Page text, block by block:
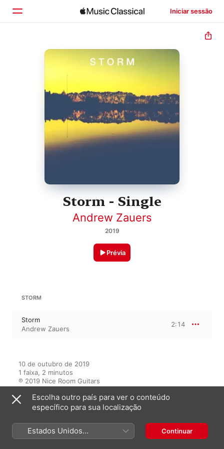
Iniciar sessão
Início
Buscar
Storm - Single
Andrew Zauers
2019
Prévia
STORM
Storm
Andrew Zauers
2:14
10 de outubro de 2019
1 faixa, 2 minutos
℗ 2019 Nice Room Guitars
Escolha outro país para ver o conteúdo
específico para sua localização
Estados Unidos
(Português Brasil)
Continuar